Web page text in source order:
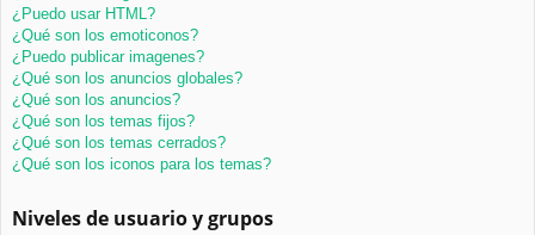
¿Puedo usar HTML?
¿Qué son los emoticonos?
¿Puedo publicar imagenes?
¿Qué son los anuncios globales?
¿Qué son los anuncios?
¿Qué son los temas fijos?
¿Qué son los temas cerrados?
¿Qué son los iconos para los temas?
Niveles de usuario y grupos